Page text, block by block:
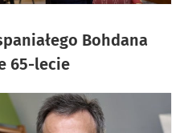
Bohdana
65-lecie